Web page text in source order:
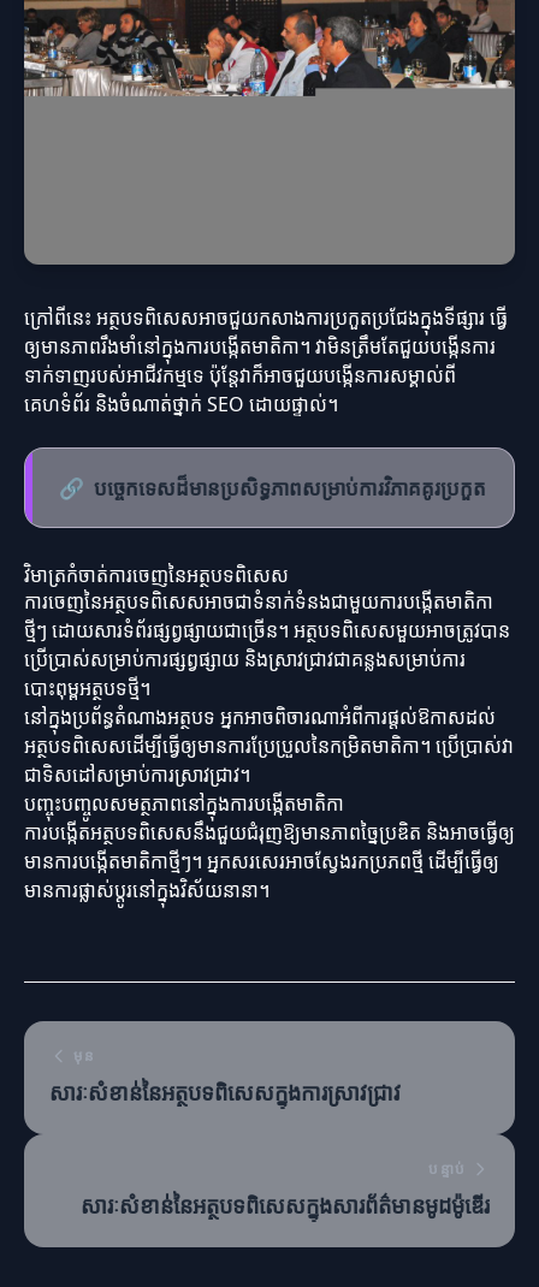
ក្រៅពីនេះ អត្ថបទពិសេសអាចជួយកសាងការប្រកួតប្រជែងក្នុងទីផ្សារ ធ្វើ
ឲ្យមានភាពរឹងមាំនៅក្នុងការបង្កើតមាតិកា។ វាមិនត្រឹមតែជួយបង្កើនការ
ទាក់ទាញរបស់អាជីវកម្មទេ ប៉ុន្តែវាក៏អាចជួយបង្កើនការសម្គាល់ពី
គេហទំព័រ និងចំណាត់ថ្នាក់ SEO ដោយផ្ទាល់។
🔗 បច្ចេកទេសដ៏មានប្រសិទ្ធភាពសម្រាប់ការវិភាគគូរប្រកួត
វិមាត្រកំចាត់ការចេញនៃអត្ថបទពិសេស
ការចេញនៃអត្ថបទពិសេសអាចជាទំនាក់ទំនងជាមួយការបង្កើតមាតិកា
ថ្មីៗ ដោយសារទំព័រ​ផ្សព្វផ្សាយជាច្រើន។ អត្ថបទពិសេសមួយអាចត្រូវបាន
ប្រើប្រាស់សម្រាប់ការផ្សព្វផ្សាយ និងស្រាវជ្រាវជាគន្លងសម្រាប់ការ
បោះពុម្ពអត្ថបទថ្មី។
នៅក្នុងប្រព័ន្ធតំណាងអត្ថបទ អ្នកអាចពិចារណាអំពីការផ្តល់ឱកាសដល់
អត្ថបទពិសេសដើម្បីធ្វើឲ្យមានការប្រែប្រួលនៃកម្រិតមាតិកា។ ប្រើប្រាស់វា
ជាទិសដៅសម្រាប់ការស្រាវជ្រាវ។
បញ្ចុះបញ្ចូលសមត្ថភាពនៅក្នុងការបង្កើតមាតិកា
ការបង្កើតអត្ថបទពិសេសនឹងជួយជំរុញឱ្យមានភាពច្នៃប្រឌិត និងអាចធ្វើឲ្យ
មានការបង្កើតមាតិកាថ្មីៗ។ អ្នកសរសេរអាចស្វែងរកប្រភពថ្មី ដើម្បីធ្វើឲ្យ
មានការផ្លាស់ប្តូរនៅក្នុងវិស័យនានា។
មុន
សារៈសំខាន់នៃអត្ថបទពិសេសក្នុងការស្រាវជ្រាវ
បន្ទាប់
សារៈសំខាន់នៃអត្ថបទពិសេសក្នុងសារព័ត៌មានមូដម៉ូឌើរ